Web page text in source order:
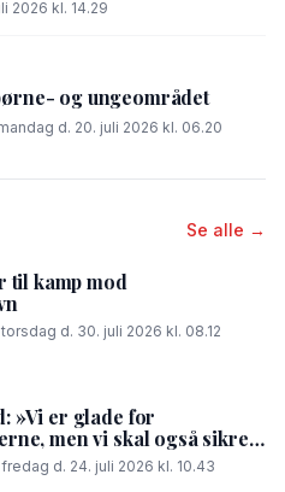
2026 kl. 14.29
og ungeområdet
d. 20. juli 2026 kl. 06.20
Se alle →
til kamp mod
d. 30. juli 2026 kl. 08.12
»Vi er glade for
men vi skal også sikre,
kan få en god nattesøvn«
d. 24. juli 2026 kl. 10.43